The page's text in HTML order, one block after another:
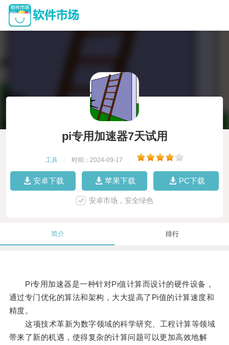
pi专用加速器7天试用
工具 时间：2024-09-17
安卓下载 苹果下载 PC下载
安卓市场，安全绿色
简介 排行
Pi专用加速器是一种针对Pi值计算而设计的硬件设备，
通过专门优化的算法和架构，大大提高了Pi值的计算速度和
精度。
这项技术革新为数字领域的科学研究、工程计算等领域
带来了新的机遇，使得复杂的计算问题可以更加高效地解